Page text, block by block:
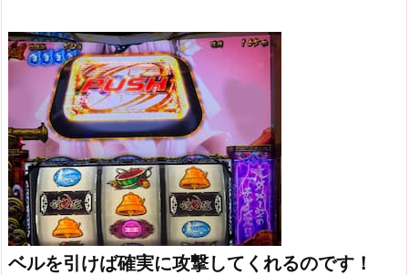
ベルを引けば確実に攻撃してくれるのです！